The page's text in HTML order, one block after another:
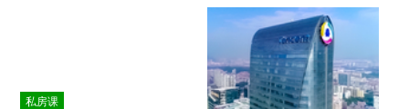
私房课